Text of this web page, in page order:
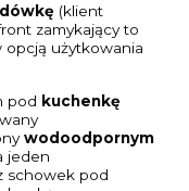
(klient
zamykający to
opcją użytkowania
pod kuchenkę
wodoodpornym
jeden
schowek pod